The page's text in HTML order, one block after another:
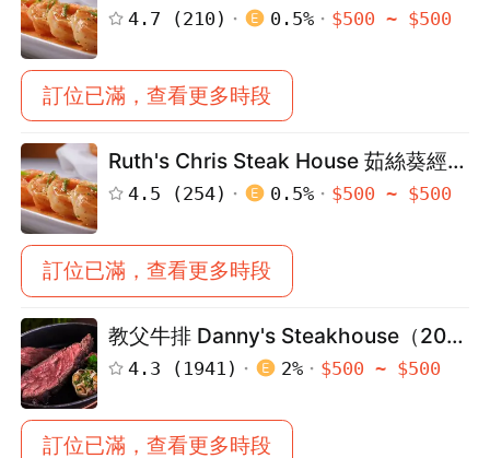
牛排館（高雄店）
4.7 (210 ) 0.5% $500 ~ $500
訂位已滿，查看更多時段
Ruth's Chris Steak House 茹絲葵經典
牛排館（台中店）
4.5 (254) 0.5% $500 ~ $500
訂位已滿，查看更多時段
教父牛排 Danny's Steakhouse（2018
~ 2023 米其林一星）
4.3 ( 1941 ) 2% $500 ~ $500
訂位已滿，查看更多時段